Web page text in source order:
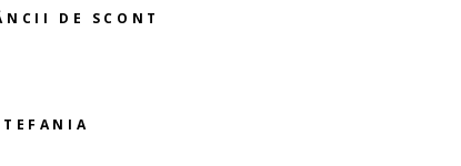
DE SCONT